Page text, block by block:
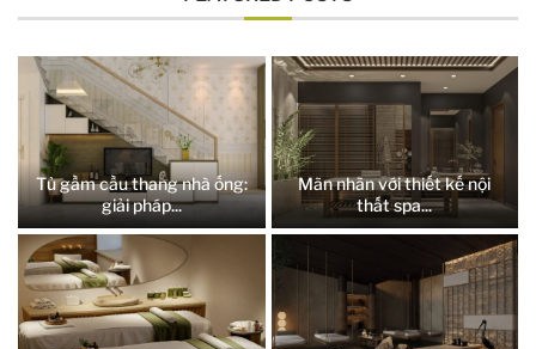
Tủ gầm cầu thang nhà ống:
giải pháp...
Mãn nhãn với thiết kế nội
thất spa...